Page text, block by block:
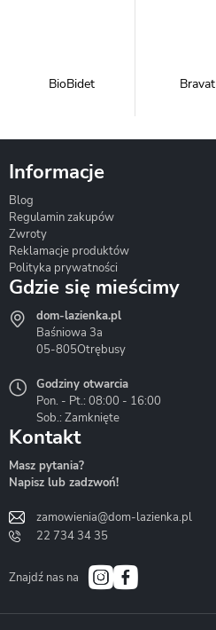
BioBidet Bravat
Hydrostop
Liveno
Bath&Spa
Informacje
Blog
Regulamin zakupów
Zwroty
Reklamacje produktów
Polityka prywatności
Gdzie się mieścimy
dom-lazienka.pl
Baśniowa 3a
05-805Otrębusy
Godziny otwarcia
Pon. - Pt.: 08:00 - 16:00
Sob.: Zamknięte
Kontakt
Masz pytania?
Napisz lub zadzwoń!
zamowienia@dom-lazienka.pl
22 734 34 35
Znajdź nas na